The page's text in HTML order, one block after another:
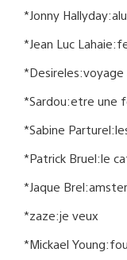
*Jonny
*Jean Luc
*Desireles:voyage
*Sardou:etre une
*Sabine
*Patrick Bruel:le
*Jaque
*zaze:je veux
*Mickael